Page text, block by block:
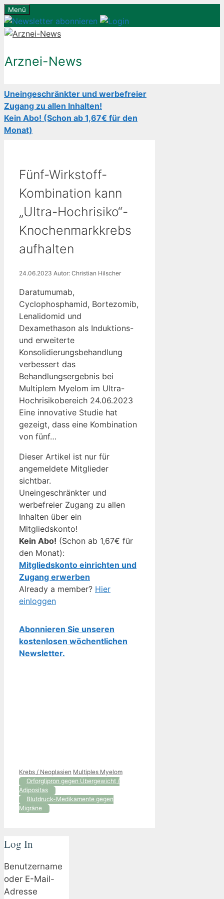
Zum
Inhalt
springen
Menü
Arznei-News
Uneingeschränkter und werbefreier
Zugang zu allen Inhalten!
Kein Abo! (Schon ab 1,67€ für den
Monat)
Fünf-Wirkstoff-
Kombination kann
„Ultra-Hochrisiko“-
Knochenmarkkrebs
aufhalten
24.06.2023 Autor: Christian Hilscher
Daratumumab,
Cyclophosphamid, Bortezomib,
Lenalidomid und
Dexamethason als Induktions-
und erweiterte
Konsolidierungsbehandlung
verbessert das
Behandlungsergebnis bei
Multiplem Myelom im Ultra-
Hochrisikobereich 24.06.2023
Eine innovative Studie hat
gezeigt, dass eine Kombination
von fünf…
Dieser Artikel ist nur für
angemeldete Mitglieder
sichtbar.
Uneingeschränkter und
werbefreier Zugang zu allen
Inhalten über ein
Mitgliedskonto!
Kein Abo! (Schon ab 1,67€ für
den Monat):
Mitgliedskonto einrichten und
Zugang erwerben
Already a member? Hier
einloggen
Abonnieren Sie unseren
kostenlosen wöchentlichen
Newsletter.
Kategorien
Krebs / Neoplasien Schlagwörter
Multiples Myelom
Orforglipron gegen Übergewicht /
Adipositas
Blutdruck-Medikamente gegen
Migräne
Log In
Benutzername
oder E-Mail-
Adresse